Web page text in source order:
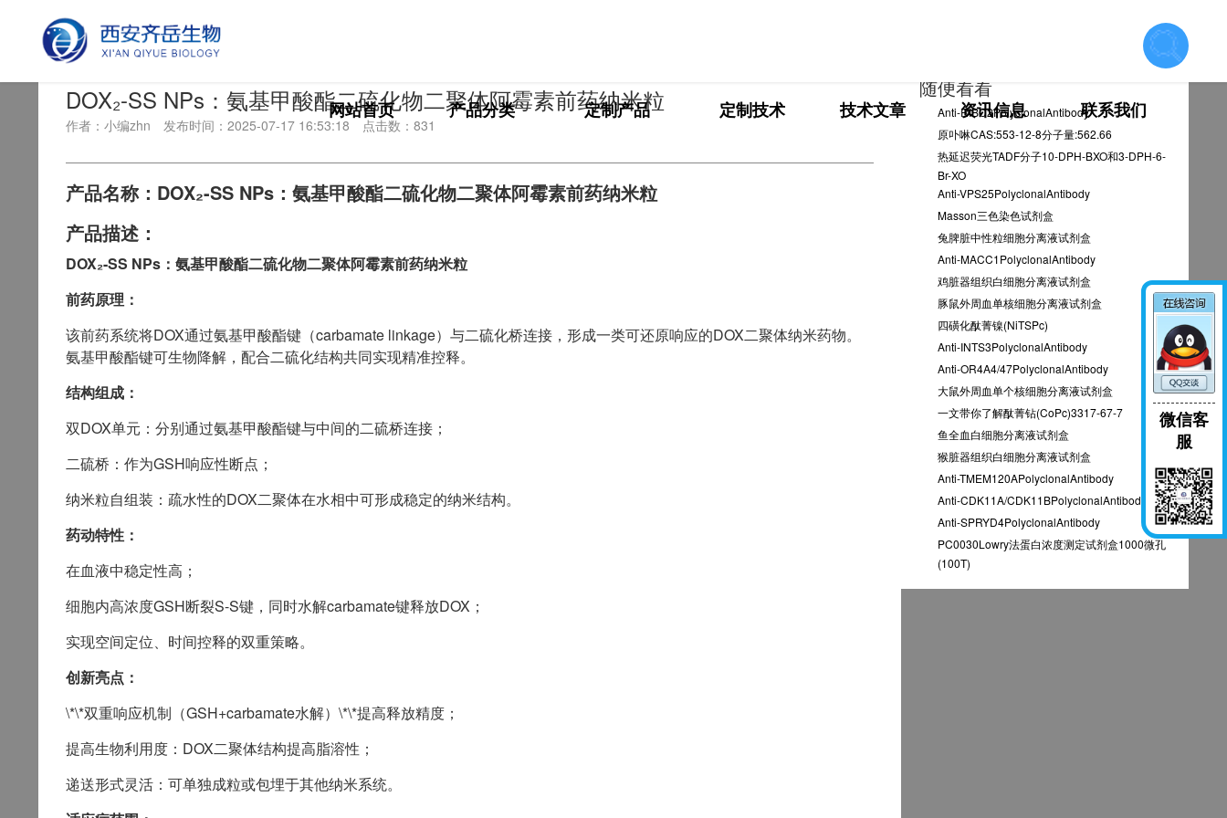
网站首页 产品分类
生命科学
发光材料
定制产品
MOF材料定制
定制技术 技术文章 资讯信息 联系我们
首页>技术文章
DOX₂-SS NPs：氨基甲酸酯二硫化物二聚体阿霉素前药纳米粒
作者：小编zhn 发布时间：2025-07-17 16:53:18 点击数： 831
产品名称：DOX₂-SS NPs：氨基甲酸酯二硫化物二聚体阿霉素前药纳米粒
产品描述：
DOX₂-SS NPs：氨基甲酸酯二硫化物二聚体阿霉素前药纳米粒
前药原理：
该前药系统将DOX通过氨基甲酸酯键（carbamate linkage）与二硫化桥连接，形成一类可还原响应的DOX二聚体纳米药物。
氨基甲酸酯键可生物降解，配合二硫化结构共同实现精准控释。
结构组成：
双DOX单元：分别通过氨基甲酸酯键与中间的二硫桥连接；
二硫桥：作为GSH响应性断点；
纳米粒自组装：疏水性的DOX二聚体在水相中可形成稳定的纳米结构。
药动特性：
在血液中稳定性高；
细胞内高浓度GSH断裂S-S键，同时水解carbamate键释放DOX；
实现空间定位、时间控释的双重策略。
创新亮点：
\*\*双重响应机制（GSH+carbamate水解）\*\*提高释放精度；
提高生物利用度：DOX二聚体结构提高脂溶性；
递送形式灵活：可单独成粒或包埋于其他纳米系统。
随便看看
Anti-RIBC2PolyclonalAntibody
原卟啉CAS:553-12-8分子量:562.66
热延迟荧光TADF分子10-DPH-BXO和3-DPH-6-
Br-XO
Anti-VPS25PolyclonalAntibody
Masson三色染色试剂盒
兔脾脏中性粒细胞分离液试剂盒
Anti-MACC1PolyclonalAntibody
鸡脏器组织白细胞分离液试剂盒
豚鼠外周血单核细胞分离液试剂盒
四磺化酞菁镍(NiTSPc)
Anti-INTS3PolyclonalAntibody
Anti-OR4A4/47PolyclonalAntibody
大鼠外周血单个核细胞分离液试剂盒
一文带你了解酞菁钻(CoPc)3317-67-7
鱼全血白细胞分离液试剂盒
猴脏器组织白细胞分离液试剂盒
Anti-TMEM120APolyclonalAntibody
Anti-CDK11A/CDK11BPolyclonalAntibody
Anti-SPRYD4PolyclonalAntibody
PC0030Lowry法蛋白浓度测定试剂盒1000微孔
(100T)
微信客
服